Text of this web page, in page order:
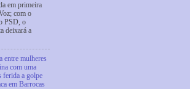
em primeira
com o
PSD, o
deixará a
entre mulheres
com uma
ferida a golpe
em Barrocas